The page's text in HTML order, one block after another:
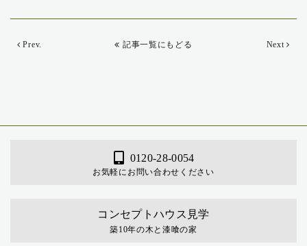
記事一覧にもどる
Prev. Next
0120-28-0054
お気軽にお問い合わせください
コンセプトハウス見学
築10年の木と漆喰の家